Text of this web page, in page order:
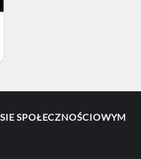
SPOŁECZNOŚCIOWYM